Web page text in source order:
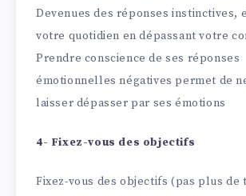
Devenues des réponses
votre quotidien en dépassant votre
Prendre conscience de ses réponses
émotionnelles négatives permet de
laisser dépasser par ses émotions
4- Fixez-vous des objectifs
Fixez-vous des objectifs (pas plus de